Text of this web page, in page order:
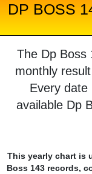
DP BOSS
The Dp Boss
monthly
Every date
available Dp
This yearly chart is
Boss 143 records,